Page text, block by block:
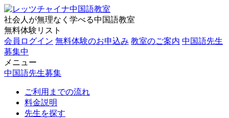
社会人が無理なく学べる中国語教室
無料体験リスト
会員ログイン 無料体験のお申込み 教室のご案内 中国語先生
募集中
メニュー
中国語先生募集
ご利用までの流れ
料金説明
先生を探す